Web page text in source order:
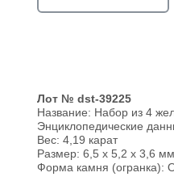
Лот № dst-39225
Название: Набор из 4
Энциклопедические
Вес: 4,19 карат
Размер: 6,5 х 5,2 х 3,6
Форма камня (огранка):